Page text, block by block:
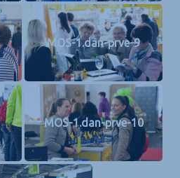
MOS-1.dan-prve-9
MOS-1.dan-prve-10